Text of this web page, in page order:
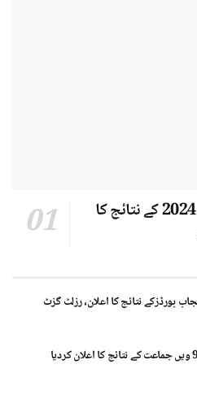
پنجاب، تعلیمی بورڈزمیٹرک 2024 کے نتائج کا